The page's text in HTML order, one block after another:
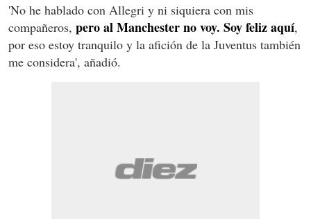
'No he hablado con Allegri y ni siquiera con mis
compañeros, pero al Manchester no voy. Soy feliz aquí,
por eso estoy tranquilo y la afición de la Juventus también
me considera', añadió.